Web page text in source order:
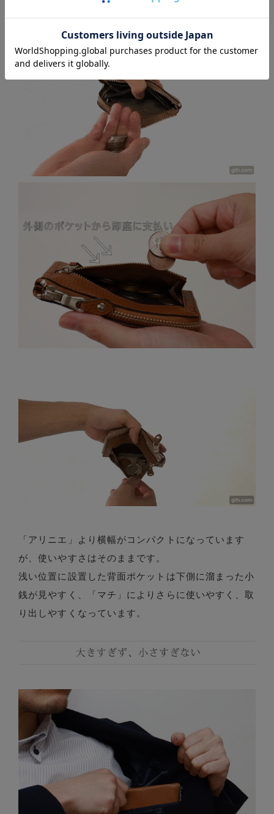
「アリニエ」より横幅がコンパクトになっています
が、使いやすさはそのままです。
浅い位置に設置した背面ポケットは下側に溜まった小
銭が見やすく、「マチ」によりさらに使いやすく、取
り出しやすくなっています。